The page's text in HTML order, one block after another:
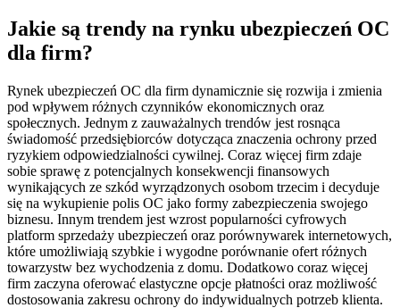
Jakie są trendy na rynku ubezpieczeń OC
dla firm?
Rynek ubezpieczeń OC dla firm dynamicznie się rozwija i zmienia
pod wpływem różnych czynników ekonomicznych oraz
społecznych. Jednym z zauważalnych trendów jest rosnąca
świadomość przedsiębiorców dotycząca znaczenia ochrony przed
ryzykiem odpowiedzialności cywilnej. Coraz więcej firm zdaje
sobie sprawę z potencjalnych konsekwencji finansowych
wynikających ze szkód wyrządzonych osobom trzecim i decyduje
się na wykupienie polis OC jako formy zabezpieczenia swojego
biznesu. Innym trendem jest wzrost popularności cyfrowych
platform sprzedaży ubezpieczeń oraz porównywarek internetowych,
które umożliwiają szybkie i wygodne porównanie ofert różnych
towarzystw bez wychodzenia z domu. Dodatkowo coraz więcej
firm zaczyna oferować elastyczne opcje płatności oraz możliwość
dostosowania zakresu ochrony do indywidualnych potrzeb klienta.